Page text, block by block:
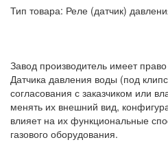
Тип товара: Реле (датчик)
Завод производитель имеет
Датчика давления воды (под
согласования с заказчиком или
менять их внешний вид,
влияет на их функциональные
газового оборудования.